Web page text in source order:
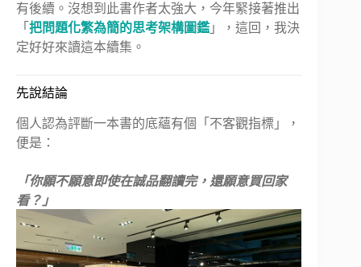
有後續。沒想到此書作者太強大，今年緊接著推出
「 把問題化繁為簡的思考架構圖鑑 」，這回，我決
定好好來讀這本續集。
先說結論
個人認為評斷一本書的底蘊有個「不客觀指標」，
便是：
「你願不願意即使在誠品翻讀完，還願意買回家
看？」